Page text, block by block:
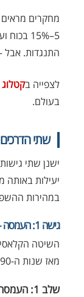
מחקרים מראים
התנגדות. אבל
לצפייה בקטלוג
בעולם.
שתי
ישנן שתי
יעילות
במהירות
גישה 1: העמסה – תוצאות תוך שבוע
השיטה
מאז שנות ה-90.
שלב 1: העמסה (5–7 ימים)